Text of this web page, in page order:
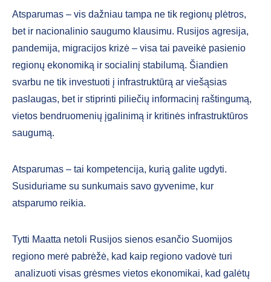
Atsparumas – vis dažniau tampa ne tik regionų plėtros,
bet ir nacionalinio saugumo klausimu. Rusijos agresija,
pandemija, migracijos krizė – visa tai paveikė pasienio
regionų ekonomiką ir socialinį stabilumą. Šiandien
svarbu ne tik investuoti į infrastruktūrą ar viešąsias
paslaugas, bet ir stiprinti piliečių informacinį raštingumą,
vietos bendruomenių įgalinimą ir kritinės infrastruktūros
saugumą.
Atsparumas – tai kompetencija, kurią galite ugdyti.
Susiduriame su sunkumais savo gyvenime, kur
atsparumo reikia.
Tytti Maatta netoli Rusijos sienos esančio Suomijos
regiono merė pabrėžė, kad kaip regiono vadovė turi
analizuoti visas grėsmes vietos ekonomikai, kad galėtų